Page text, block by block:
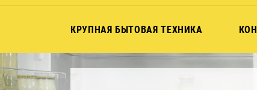
КРУПНАЯ БЫТОВАЯ ТЕХНИКА